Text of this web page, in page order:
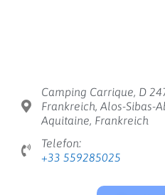
Camping Carrique, D
Frankreich, Alos-Sibas-
Aquitaine, Frankreich
Telefon:
+33 559285025